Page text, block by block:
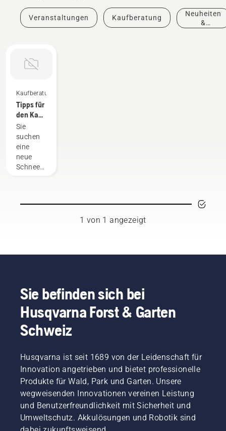
Veranstaltungen Kaufberatung
Neuheiten
&
Kaufberatung
Tipps für
den Kauf
der
passenden
Schneefräse
Sie
suchen
eine
neue
Schneefräse?
die Sie
1 von 1 angezeigt
Sie befinden sich bei
Husqvarna Forst & Garten
Schweiz
Husqvarna ist seit 1689 von der Leidenschaft für
Innovation angetrieben und bietet professionelle
Produkte für Wald, Park und Garten. Unsere
wegweisenden Innovationen vereinen Leistung
und Benutzerfreundlichkeit mit Sicherheit und
Umweltschutz. Akkulösungen und Robotik sind